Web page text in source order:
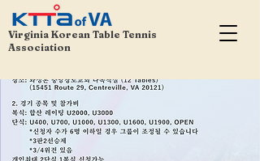
Virginia Korean Table Tennis
Association